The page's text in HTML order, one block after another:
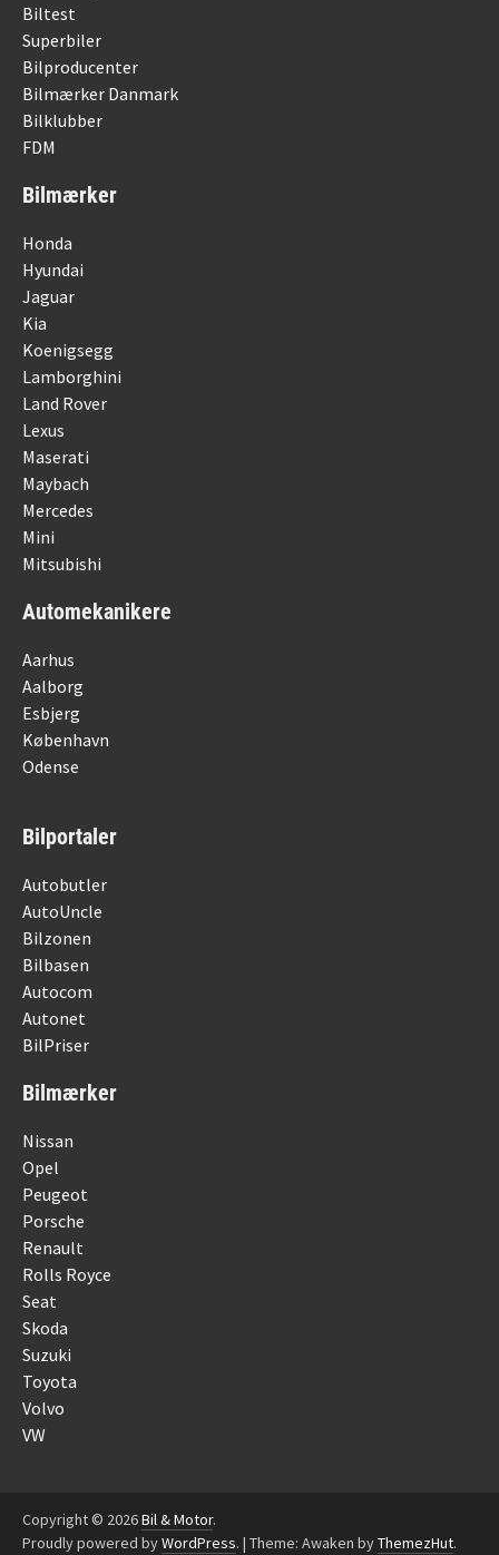
Biltest
Superbiler
Bilproducenter
Bilmærker Danmark
Bilklubber
FDM
Bilmærker
Honda
Hyundai
Jaguar
Kia
Koenigsegg
Lamborghini
Land Rover
Lexus
Maserati
Maybach
Mercedes
Mini
Mitsubishi
Automekanikere
Aarhus
Aalborg
Esbjerg
København
Odense
Bilportaler
Autobutler
AutoUncle
Bilzonen
Bilbasen
Autocom
Autonet
BilPriser
Bilmærker
Nissan
Opel
Peugeot
Porsche
Renault
Rolls Royce
Seat
Skoda
Suzuki
Toyota
Volvo
VW
Copyright © 2026Bil & Motor.
Proudly powered byWordPress. | Theme: Awaken byThemezHut.